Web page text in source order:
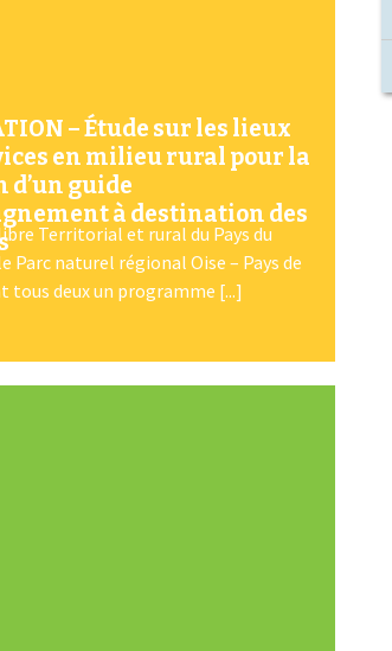
– Étude sur les lieux
en milieu rural pour la
guide
à destination des
Territorial et rural du Pays du
Parc naturel régional Oise – Pays de
tous deux un programme [...]